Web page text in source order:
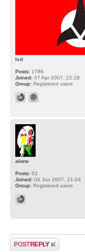
lvd
Posts: 1786
Joined: 07 Apr 2007, 22:28
Group: Registered users
alone
Posts: 53
Joined: 04 Jun 2007, 21:04
Group: Registered users
Post a reply